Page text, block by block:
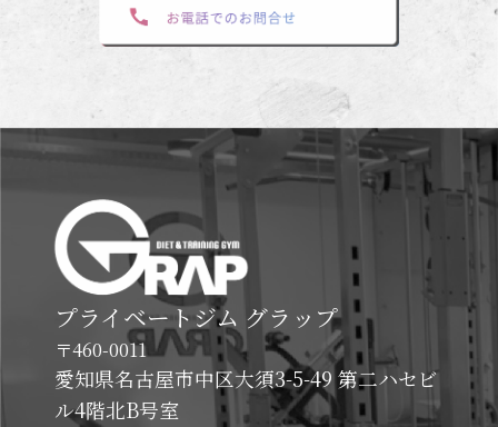
プライベートジム グラップ
〒460-0011
愛知県名古屋市中区大須3-5-49 第二ハセビ
ル4階北B号室